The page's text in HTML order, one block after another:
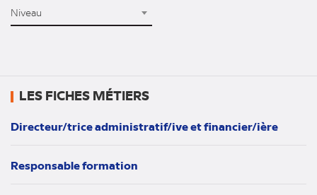
Niveau
LES FICHES MÉTIERS
Directeur/trice administratif/ive et financier/ière
Responsable formation